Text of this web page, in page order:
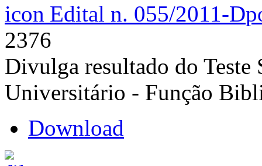
Edital n. 055/2011-D
2376
Divulga resultado do Teste
Universitário - Função
Download